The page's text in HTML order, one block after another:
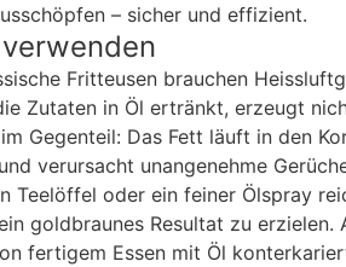
– sicher und effizient.
Fritteusen brauchen
Zutaten in Öl ertränkt, erzeugt
Gegenteil: Das Fett läuft in den
verursacht unangenehme
Teelöffel oder ein feiner Ölspray
goldbraunes Resultat zu erzielen.
fertigem Essen mit Öl